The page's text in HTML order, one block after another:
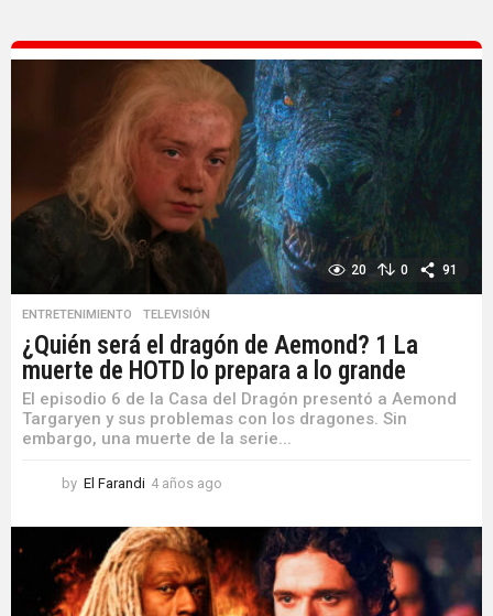
20 0 91
ENTRETENIMIENTO ,TELEVISIÓN
¿Quién será el dragón de Aemond? 1 La
muerte de HOTD lo prepara a lo grande
El episodio 6 de la Casa del Dragón presentó a Aemond
Targaryen y sus problemas con los dragones. Sin
embargo, una muerte de la serie...
by El Farandi 4 años ago
ñ
o
s
a
g